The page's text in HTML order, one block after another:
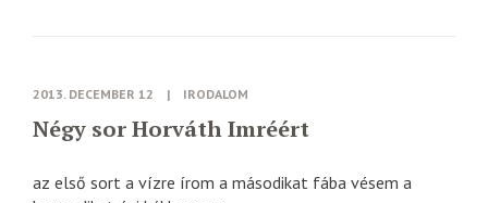
2013. DECEMBER 12 | IRODALOM
Négy sor Horváth Imréért
az első sort a vízre írom a másodikat fába vésem a